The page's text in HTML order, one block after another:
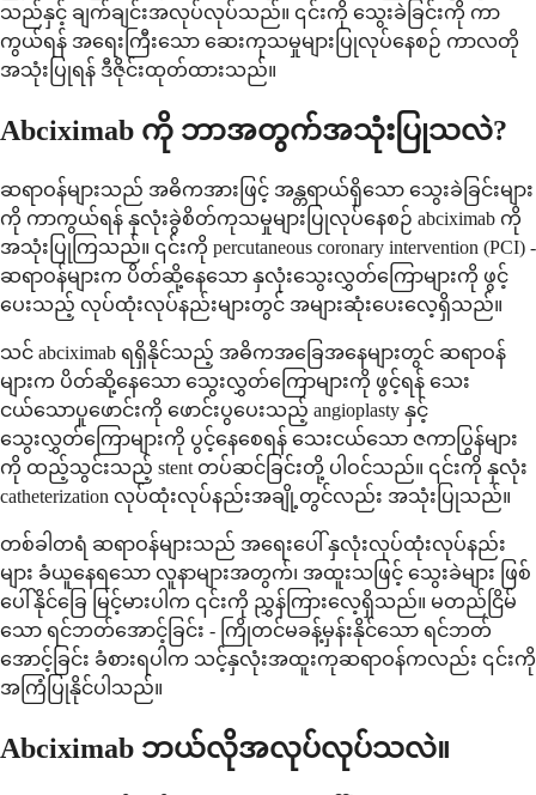
သည်နှင့် ချက်ချင်းအလုပ်လုပ်သည်။ ၎င်းကို သွေးခဲခြင်းကို ကာ
ကွယ်ရန် အရေးကြီးသော ဆေးကုသမှုများပြုလုပ်နေစဉ် ကာလတို
အသုံးပြုရန် ဒီဇိုင်းထုတ်ထားသည်။
Abciximab ကို ဘာအတွက်အသုံးပြုသလဲ?
ဆရာဝန်များသည် အဓိကအားဖြင့် အန္တရာယ်ရှိသော သွေးခဲခြင်းများ
ကို ကာကွယ်ရန် နှလုံးခွဲစိတ်ကုသမှုများပြုလုပ်နေစဉ် abciximab ကို
အသုံးပြုကြသည်။ ၎င်းကို percutaneous coronary intervention (PCI) -
ဆရာဝန်များက ပိတ်ဆို့နေသော နှလုံးသွေးလွှတ်ကြောများကို ဖွင့်
ပေးသည့် လုပ်ထုံးလုပ်နည်းများတွင် အများဆုံးပေးလေ့ရှိသည်။
သင် abciximab ရရှိနိုင်သည့် အဓိကအခြေအနေများတွင် ဆရာဝန်
များက ပိတ်ဆို့နေသော သွေးလွှတ်ကြောများကို ဖွင့်ရန် သေး
ငယ်သောပူဖောင်းကို ဖောင်းပွပေးသည့် angioplasty နှင့်
သွေးလွှတ်ကြောများကို ပွင့်နေစေရန် သေးငယ်သော ဇကာပြွန်များ
ကို ထည့်သွင်းသည့် stent တပ်ဆင်ခြင်းတို့ ပါဝင်သည်။ ၎င်းကို နှလုံး
catheterization လုပ်ထုံးလုပ်နည်းအချို့တွင်လည်း အသုံးပြုသည်။
တစ်ခါတရံ ဆရာဝန်များသည် အရေးပေါ် နှလုံးလုပ်ထုံးလုပ်နည်း
များ ခံယူနေရသော လူနာများအတွက်၊ အထူးသဖြင့် သွေးခဲများ ဖြစ်
ပေါ်နိုင်ခြေ မြင့်မားပါက ၎င်းကို ညွှန်ကြားလေ့ရှိသည်။ မတည်ငြိမ်
သော ရင်ဘတ်အောင့်ခြင်း - ကြိုတင်မခန့်မှန်းနိုင်သော ရင်ဘတ်
အောင့်ခြင်း ခံစားရပါက သင့်နှလုံးအထူးကုဆရာဝန်ကလည်း ၎င်းကို
အကြံပြုနိုင်ပါသည်။
Abciximab ဘယ်လိုအလုပ်လုပ်သလဲ။